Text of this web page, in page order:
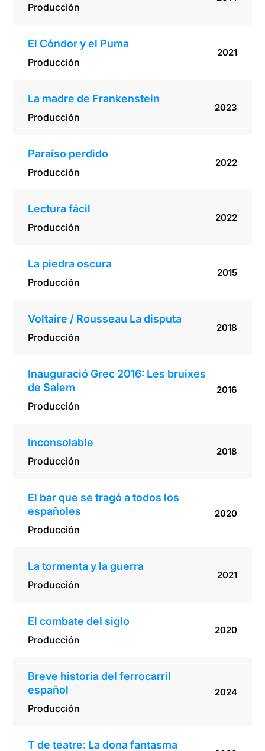
Producción
El Cóndor y el Puma
Producción
2021
La madre de Frankenstein
Producción
2023
Paraíso perdido
Producción
2022
Lectura fácil
Producción
2022
La piedra oscura
Producción
2015
Voltaire / Rousseau La disputa
Producción
2018
Inauguració Grec 2016: Les bruixes
de Salem
Producción
2016
Inconsolable
Producción
2018
El bar que se tragó a todos los
españoles
Producción
2020
La tormenta y la guerra
Producción
2021
El combate del siglo
Producción
2020
Breve historia del ferrocarril
español
Producción
2024
T de teatre: La dona fantasma